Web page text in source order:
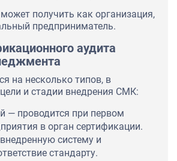
получить как организация,
предприниматель.
аудита
на несколько типов, в
и стадии внедрения СМК:
— проводится при первом
в орган сертификации.
систему и
стандарту.